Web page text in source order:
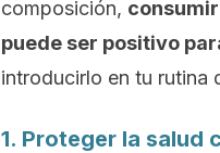
composición,
puede ser positivo
introducirlo en tu rutina
1. Proteger la salud